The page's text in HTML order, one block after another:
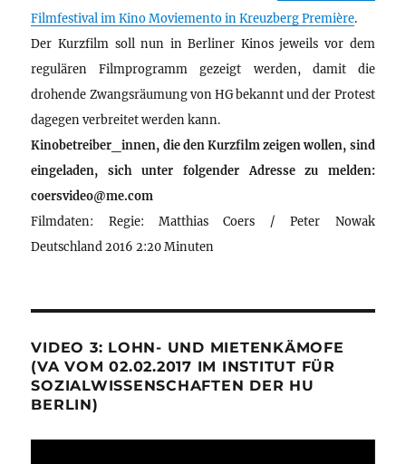
Filmfestival im Kino Moviemento in Kreuzberg Première.
Der Kurzfilm soll nun in Berliner Kinos jeweils vor dem
regulären Filmprogramm gezeigt werden, damit die
drohende Zwangsräumung von HG bekannt und der Protest
dagegen verbreitet werden kann.
Kinobetreiber_innen, die den Kurzfilm zeigen wollen, sind
eingeladen, sich unter folgender Adresse zu melden:
coersvideo@me.com
Filmdaten: Regie: Matthias Coers / Peter Nowak
Deutschland 2016 2:20 Minuten
VIDEO 3: LOHN- UND MIETENKÄMOFE
(VA VOM 02.02.2017 IM INSTITUT FÜR
SOZIALWISSENSCHAFTEN DER HU
BERLIN)